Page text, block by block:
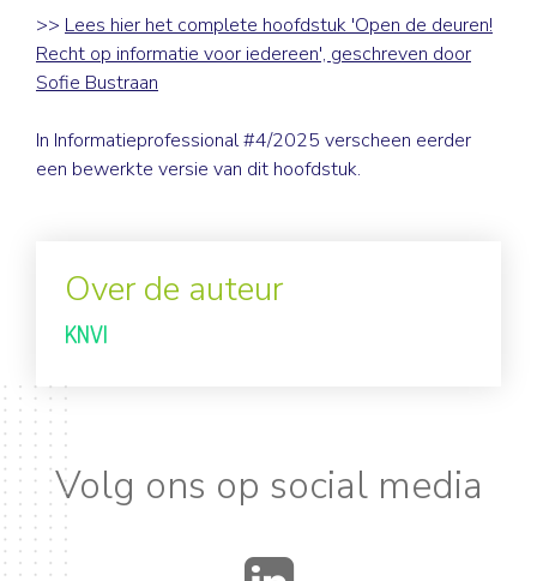
>> Lees hier het complete hoofdstuk 'Open de deuren!
Recht op informatie voor iedereen', geschreven door
Sofie Bustraan
In Informatieprofessional #4/2025 verscheen eerder
een bewerkte versie van dit hoofdstuk.
Over de auteur
KNVI
Volg ons op social media